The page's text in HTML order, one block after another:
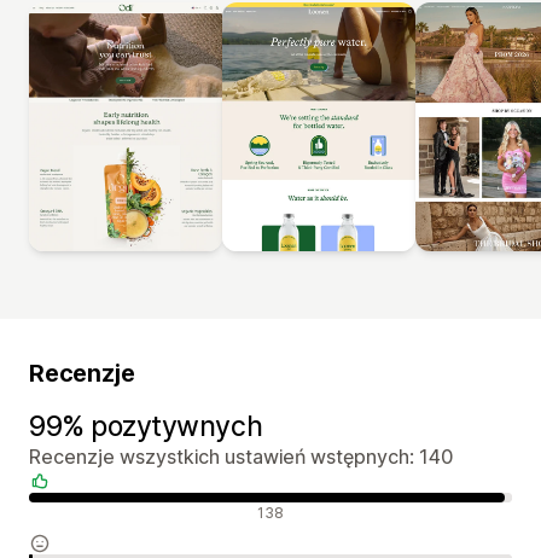
Recenzje
99% pozytywnych
Recenzje wszystkich ustawień wstępnych: 140
Pozytywne recenzje 138